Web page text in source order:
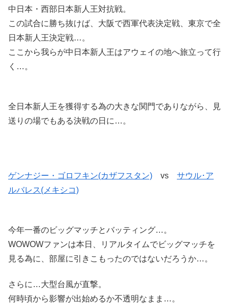
中日本・西部日本新人王対抗戦。
この試合に勝ち抜けば、大阪で西軍代表決定戦、東京で全
日本新人王決定戦…。
ここから我らが中日本新人王はアウェイの地へ旅立って行
く…。
全日本新人王を獲得する為の大きな関門でありながら、見
送りの場でもある決戦の日に…。
ゲンナジー・ゴロフキン(カザフスタン) vs サウル･ア
ルバレス(メキシコ)
今年一番のビッグマッチとバッティング…。
WOWOWファンは本日、リアルタイムでビッグマッチを
見る為に、部屋に引きこもったのではないだろうか…。
さらに…大型台風が直撃。
何時頃から影響が出始めるか不透明なまま…。